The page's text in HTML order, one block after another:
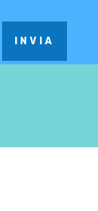
INVIA